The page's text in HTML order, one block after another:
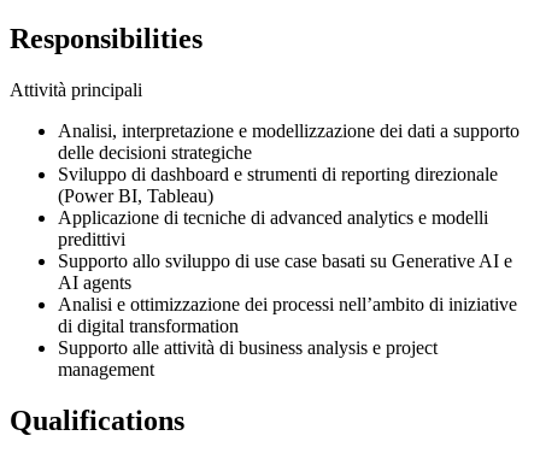
Responsibilities
Attività principali
Analisi, interpretazione e modellizzazione dei dati a supporto
delle decisioni strategiche
Sviluppo di dashboard e strumenti di reporting direzionale
(Power BI, Tableau)
Applicazione di tecniche di advanced analytics e modelli
predittivi
Supporto allo sviluppo di use case basati su Generative AI e
AI agents
Analisi e ottimizzazione dei processi nell’ambito di iniziative
di digital transformation
Supporto alle attività di business analysis e project
management
Qualifications